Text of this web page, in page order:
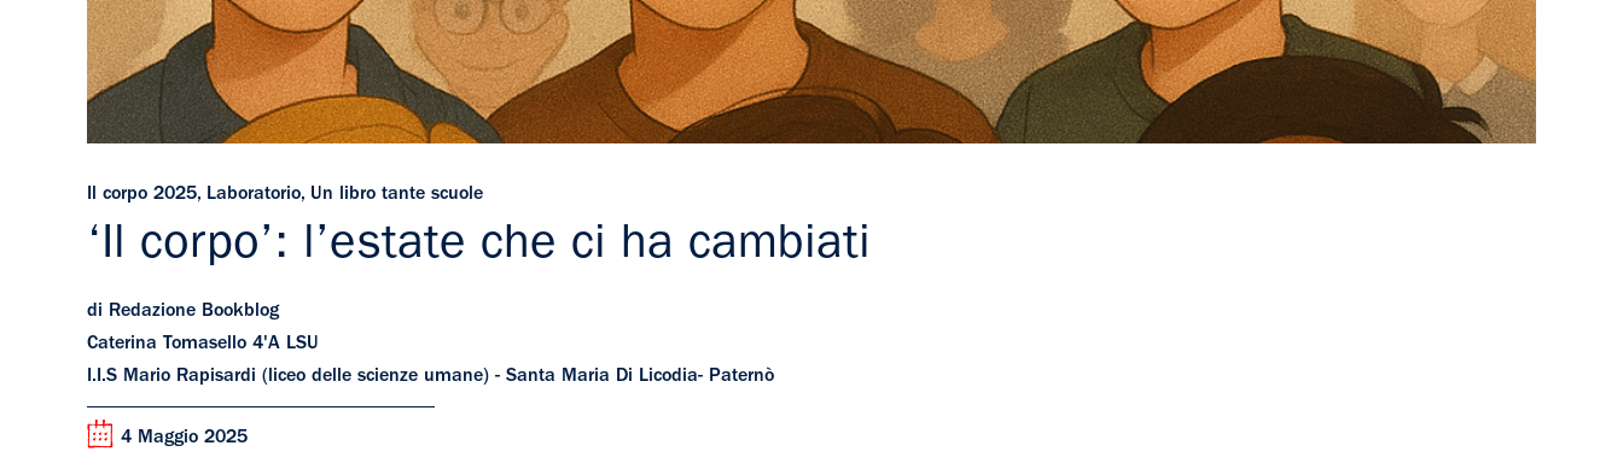
Il corpo 2025, Laboratorio, Un libro tante scuole
‘Il corpo’: l’estate che ci ha cambiati
di Redazione Bookblog
Caterina Tomasello 4'A LSU
I.I.S Mario Rapisardi (liceo delle scienze umane) - Santa Maria Di Licodia- Paternò
4 Maggio 2025